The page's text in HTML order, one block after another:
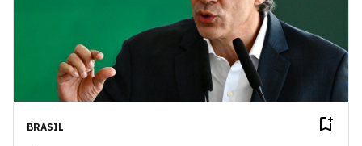
BRASIL